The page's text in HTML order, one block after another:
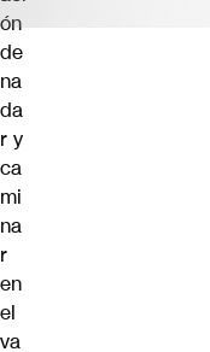
ón
de
na
da
r y
ca
mi
na
r
en
el
va